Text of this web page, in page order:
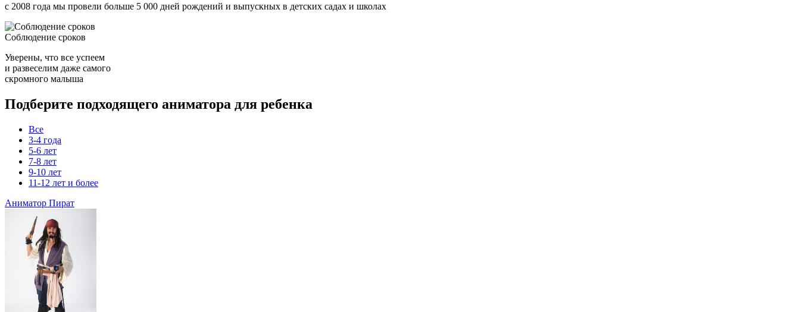
с 2008 года мы провели больше 5 000 дней рождений и выпускных в детских садах и школах
Соблюдение сроков
Уверены, что все успеем
и развеселим даже самого
скромного малыша
Подберите подходящего аниматора для ребенка
Все
3-4 года
5-6 лет
7-8 лет
9-10 лет
11-12 лет и более
Аниматор Пират